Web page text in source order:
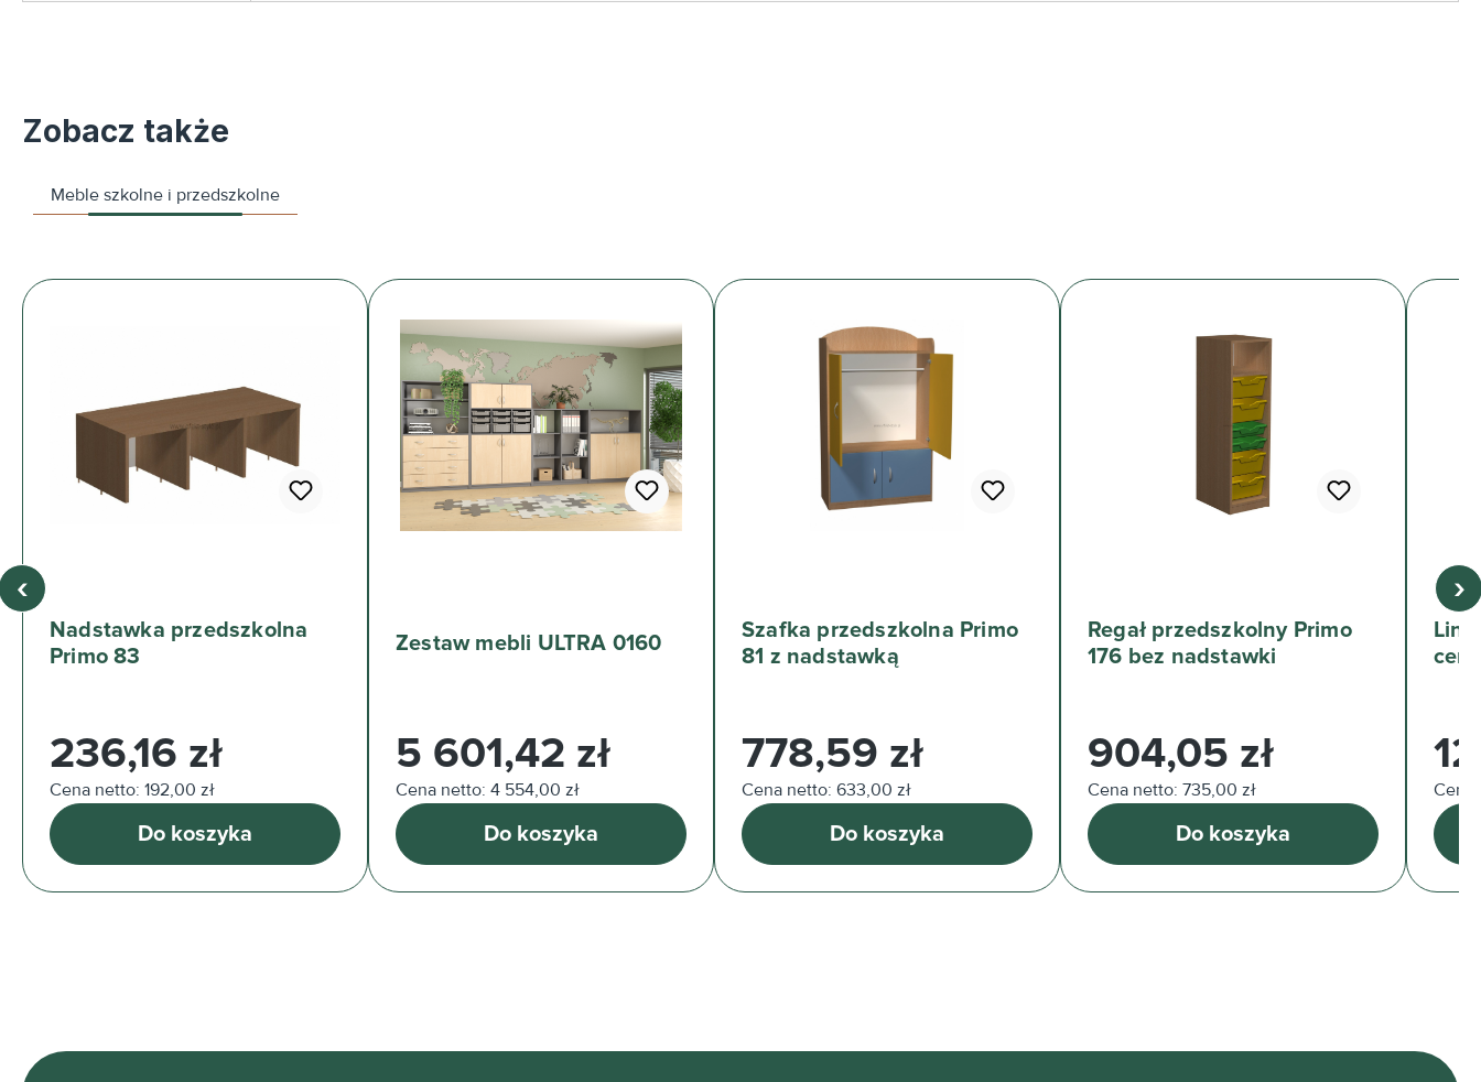
Zobacz także
Meble szkolne i przedszkolne
Nadstawka przedszkolna
Primo 83
Cena regularna:
236,16 zł
Cena netto: 192,00 zł
Do koszyka
Zestaw mebli ULTRA 0160
Cena regularna:
5 601,42 zł
Cena netto: 4 554,00 zł
Do koszyka
Szafka przedszkolna Primo
81 z nadstawką
Cena regularna:
778,59 zł
Cena netto: 633,00 zł
Do koszyka
Regał przedszkolny Primo
176 bez nadstawki
Cena regularna:
904,05 zł
Cena netto: 735,00 zł
Do koszyka
Cena
‹ ›